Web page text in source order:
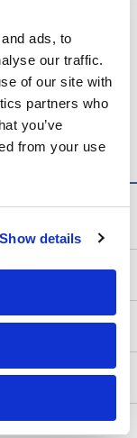
ads, to
our traffic.
of our site with
partners who
you’ve
from your use
Show details
タ LR5091